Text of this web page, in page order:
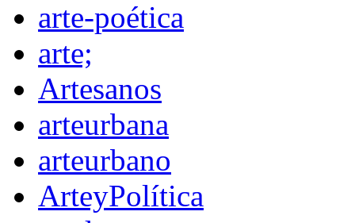
arte-poética
arte;
Artesanos
arteurbana
arteurbano
ArteyPolítica